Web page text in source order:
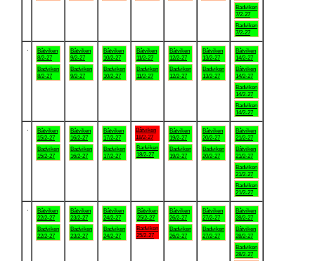
Badviken
7/2-27
Badviken
7/2-27
Båtviken
8/2-27
Badviken
8/2-27
Båtviken
9/2-27
Badviken
9/2-27
Båtviken
10/2-27
Badviken
10/2-27
Båtviken
11/2-27
Badviken
11/2-27
Båtviken
12/2-27
Badviken
12/2-27
Båtviken
13/2-27
Badviken
13/2-27
Båtviken
14/2-27
Båtviken
14/2-27
Badviken
14/2-27
Badviken
14/2-27
Båtviken
15/2-27
Badviken
15/2-27
Båtviken
16/2-27
Badviken
16/2-27
Båtviken
17/2-27
Badviken
17/2-27
Båtviken
18/2-27
Badviken
18/2-27
Båtviken
19/2-27
Badviken
19/2-27
Båtviken
20/2-27
Badviken
20/2-27
Båtviken
21/2-27
Båtviken
21/2-27
Badviken
21/2-27
Badviken
21/2-27
Båtviken
22/2-27
Badviken
22/2-27
Båtviken
23/2-27
Badviken
23/2-27
Båtviken
24/2-27
Badviken
24/2-27
Båtviken
25/2-27
Badviken
25/2-27
Båtviken
26/2-27
Badviken
26/2-27
Båtviken
27/2-27
Badviken
27/2-27
Båtviken
28/2-27
Båtviken
28/2-27
Badviken
28/2-27